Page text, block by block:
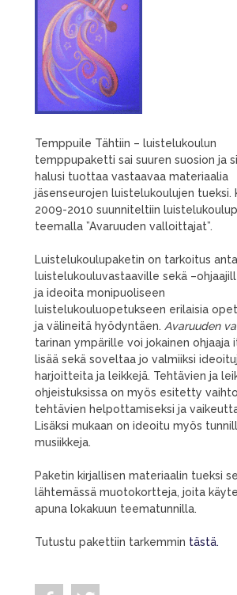
Temppuile Tähtiin – luistelukoulun
temppupaketti sai suuren suosion ja
halusi tuottaa vastaavaa materiaalia
jäsenseurojen luistelukoulujen tueksi.
2009-2010 suunniteltiin
teemalla ”Avaruuden valloittajat”.
Luistelukoulupaketin on tarkoitus
luistelukouluvastaaville sekä
ja ideoita monipuoliseen
luistelukouluopetukseen erilaisia
ja välineitä hyödyntäen. Avaruuden
tarinan ympärille voi jokainen ohjaaja
lisää sekä soveltaa jo valmiiksi
harjoitteita ja leikkejä. Tehtävien ja
ohjeistuksissa on myös esitetty
tehtävien helpottamiseksi ja
Lisäksi mukaan on ideoitu myös
musiikkeja.
Paketin kirjallisen materiaalin tueksi
lähtemässä muotokortteja, joita
apuna lokakuun teematunnilla.
Tutustu pakettiin tarkemmin tästä.